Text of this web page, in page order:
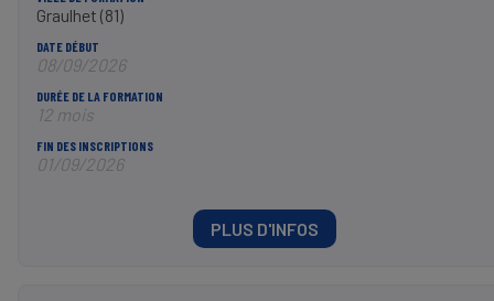
Graulhet (81)
DATE DÉBUT
08/09/2026
DURÉE DE LA FORMATION
12 mois
FIN DES INSCRIPTIONS
01/09/2026
PLUS D'INFOS